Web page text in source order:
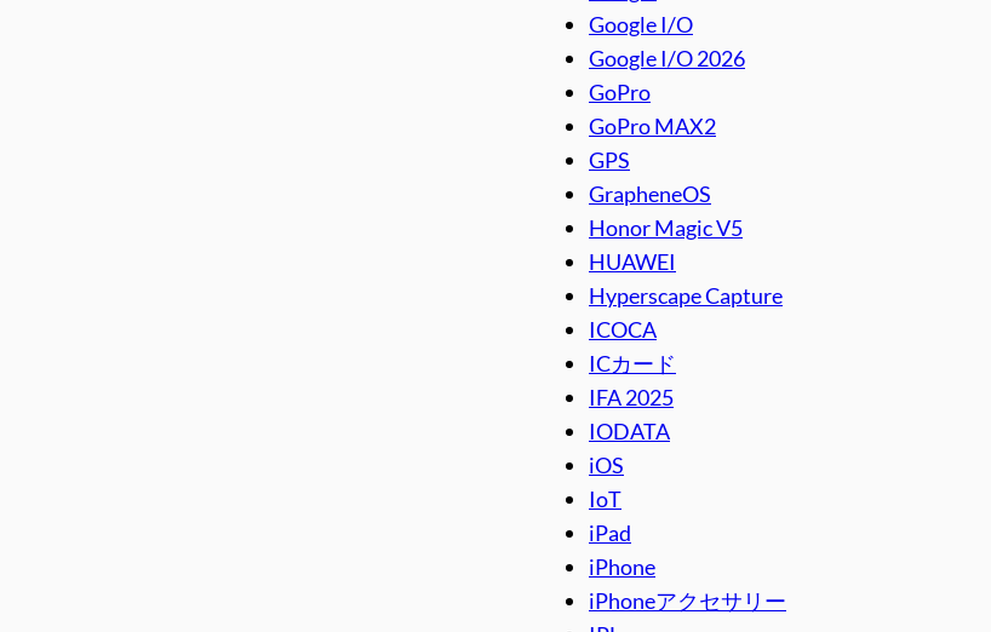
Google I/O
Google I/O 2026
GoPro
GoPro MAX2
GPS
GrapheneOS
Honor Magic V5
HUAWEI
Hyperscape Capture
ICOCA
ICカード
IFA 2025
IODATA
iOS
IoT
iPad
iPhone
iPhoneアクセサリー